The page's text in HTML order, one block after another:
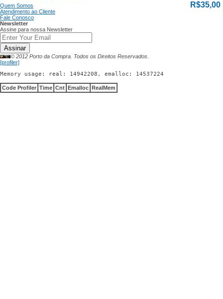
R$35,00
Quem Somos
Atendimento ao Cliente
Fale Conosco
Newsletter
Assine para nossa Newsletter
Assinar
© 2012 Porto da Compra. Todos os Direitos Reservados.
[profiler]
Memory usage: real: 14942208, emalloc: 14537224
Code Profiler Time Cnt Emalloc RealMem